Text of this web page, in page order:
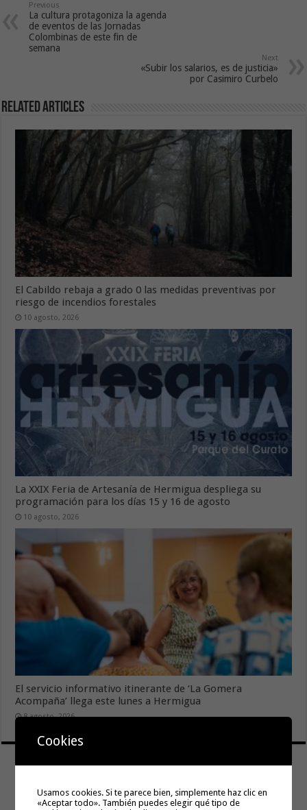
Previous
La cultura protagoniza la agenda
de eventos de las Jornadas
Colombinas de este fin de
semana
Next
«Subir los salarios, es de justicia»
por Casimiro Curbelo
Related Articles
El Cabildo rebaja a grado 0 las medidas preventivas por
riesgo de incendios forestales
10 agosto, 2026
La XXIX Feria de Artesanía de Hermigua despliega su
programación para los días 15 y 16 de agosto
10 agosto, 2026
El servicio informativo itinerante de ‘La Gomera
Acompaña’ llega este lunes a Hermigua
8 agosto, 2026
Cookies
Usamos cookies. Si te parece bien, simplemente haz clic en
«Aceptar todo». También puedes elegir qué tipo de